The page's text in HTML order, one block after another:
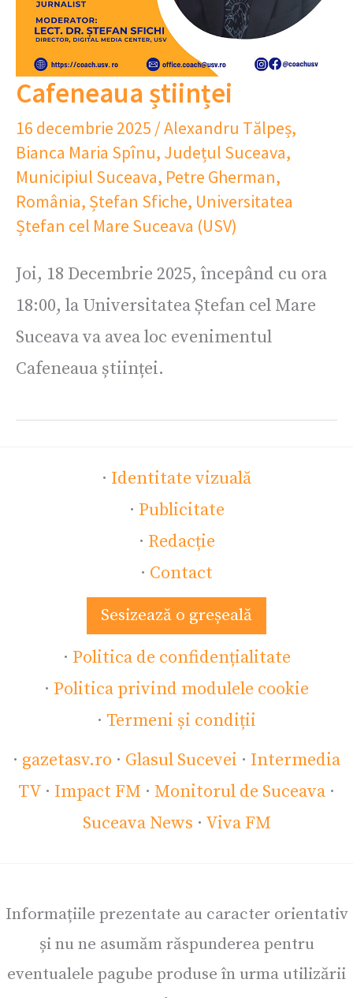
Cafeneaua științei
16 decembrie 2025 /Alexandru Tălpeș,
Bianca Maria Spînu, Județul Suceava,
Municipiul Suceava, Petre Gherman,
România, Ștefan Sfiche, Universitatea
Ștefan cel Mare Suceava (USV)
Joi, 18 Decembrie 2025, începând cu ora
18:00, la Universitatea Ștefan cel Mare
Suceava va avea loc evenimentul
Cafeneaua științei.
· Identitate vizuală
· Publicitate
· Redacție
· Contact
Sesizează o greșeală
· Politica de confidențialitate
· Politica privind modulele cookie
· Termeni și condiții
· gazetasv.ro · Glasul Sucevei · Intermedia
TV · Impact FM · Monitorul de Suceava ·
Suceava News · Viva FM
Informațiile prezentate au caracter orientativ
și nu ne asumăm răspunderea pentru
eventualele pagube produse în urma utilizării